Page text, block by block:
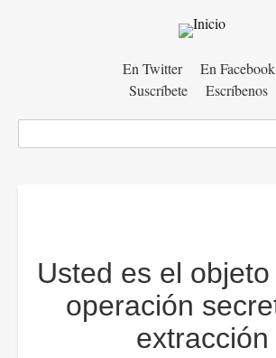
En Twitter
En Facebook
Suscríbete
Escríbenos
Usted es el
operación
extracción